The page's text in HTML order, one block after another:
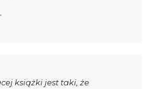
książki jest taki, że